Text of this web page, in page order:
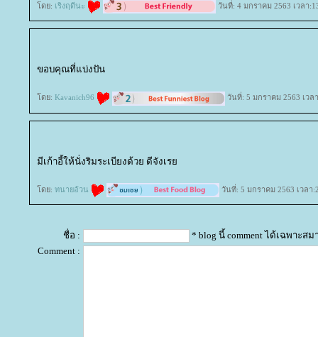
ดย: เริงฤดีนะ วันที่: 4 มกราคม 2563 เวลา
ขอบคุณที่แบ่งปัน
ดย: Kavanich96 วันที่: 5 มกราคม 2563 เวล
มีเก้าอี้ให้นั่งริมระเบียงด้วย ดีจังเร
ดย: ทนายอ้วน วันที่: 5 มกราคม 2563 เวลา
ชื่อ :
* blog นี้ comment ได้เฉพาะสม
Comment :